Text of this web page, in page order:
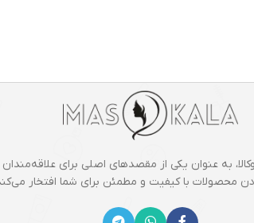
به عنوان یکی از مقصدهای اصلی برای
محصولات با کیفیت و مطمئن برای شما افتخار